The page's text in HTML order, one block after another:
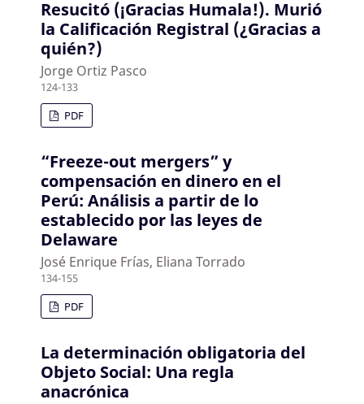
Resucitó (¡Gracias Humala!). Murió
la Calificación Registral (¿Gracias a
quién?)
Jorge Ortiz Pasco
124-133
PDF
“Freeze-out mergers” y
compensación en dinero en el
Perú: Análisis a partir de lo
establecido por las leyes de
Delaware
José Enrique Frías, Eliana Torrado
134-155
PDF
La determinación obligatoria del
Objeto Social: Una regla
anacrónica